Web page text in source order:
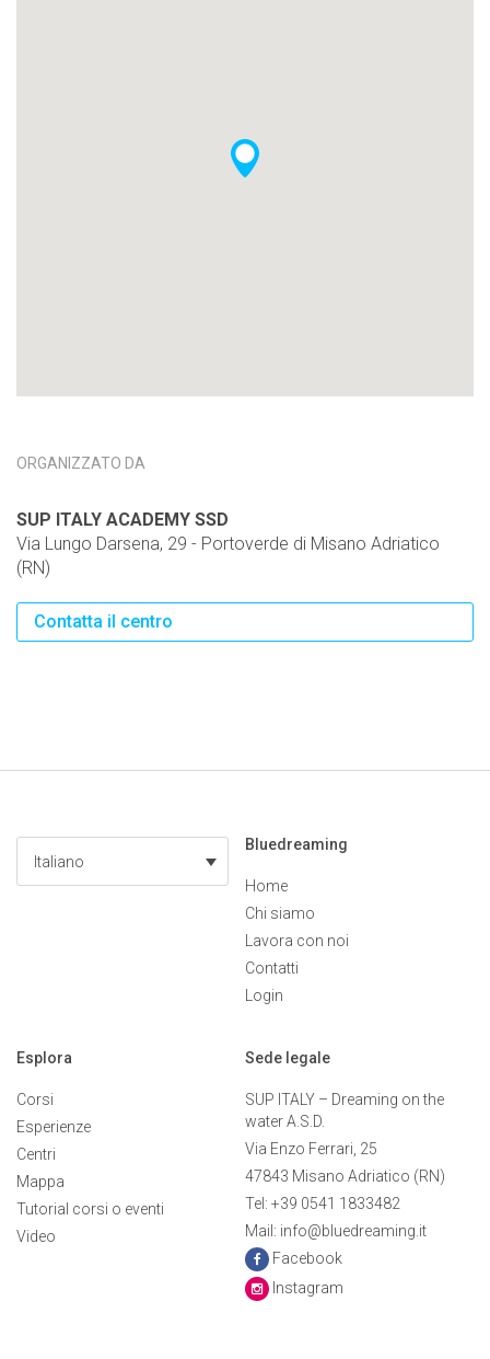
ORGANIZZATO DA
SUP ITALY ACADEMY SSD
Via Lungo Darsena, 29 - Portoverde di Misano Adriatico
(RN)
Contatta il centro
Italiano
Bluedreaming
Home
Chi siamo
Lavora con noi
Contatti
Login
Esplora
Corsi
Esperienze
Centri
Mappa
Tutorial corsi o eventi
Video
Sede legale
SUP ITALY – Dreaming on the
water A.S.D.
Via Enzo Ferrari, 25
47843 Misano Adriatico (RN)
Tel: +39 0541 1833482
Mail: info@bluedreaming.it
Facebook
Instagram